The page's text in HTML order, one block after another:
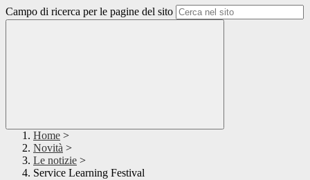
Campo di ricerca per le pagine del sito
Home >
Novità >
Le notizie >
Service Learning Festival